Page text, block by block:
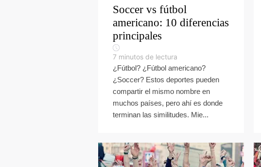
Soccer vs fútbol
americano: 10 diferencias
principales
7 minutos de lectura
¿Fútbol? ¿Fútbol americano?
¿Soccer? Estos deportes pueden
compartir el mismo nombre en
muchos países, pero ahí es donde
terminan las similitudes. Mie...